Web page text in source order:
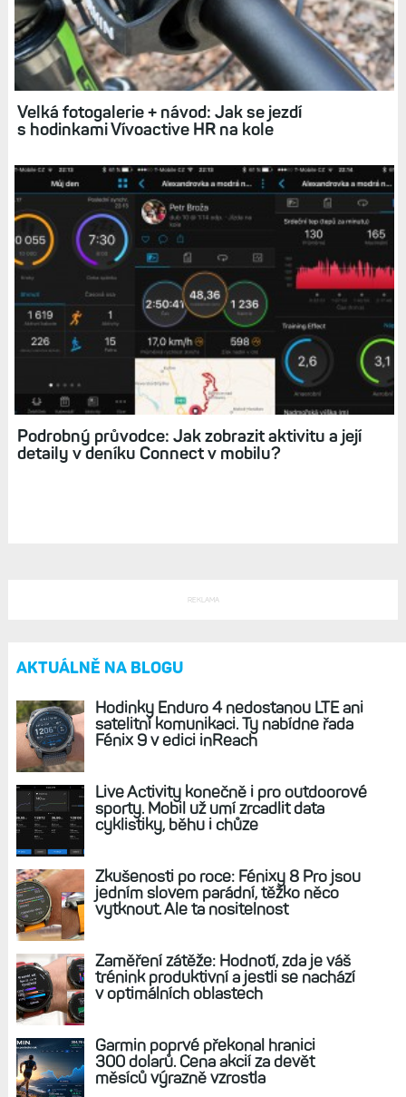
Jak vypadá záznam jízdy v deníku Connect
s čidly v balíku Bundle
Velká fotogalerie + návod: Jak se jezdí
s hodinkami Vívoactive HR na kole
Podrobný průvodce: Jak zobrazit aktivitu a její
detaily v deníku Connect v mobilu?